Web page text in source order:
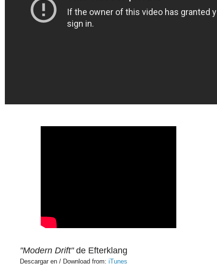
"Modern Drift"de Efterklang
Descargar en / Download from: iTunes